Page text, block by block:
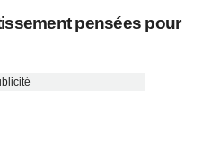
pensées pour